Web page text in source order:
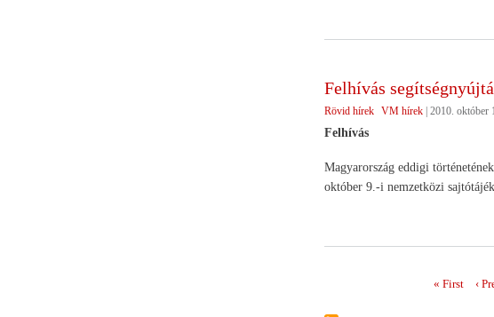
Felhívás
Rövid hírek VM hírek | 2010. október
Felhívás
Magyarország eddigi
október 9.-i nemzetközi
Első
« First ‹